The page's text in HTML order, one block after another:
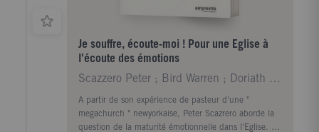
Je souffre, écoute-moi ! Pour une Eglise à
l'écoute des émotions
Scazzero Peter ; Bird Warren ; Doriath Antoine
A partir de son expérience de pasteur d'une "
megachurch " newyorkaise, Peter Scazrero aborde la
question de la maturité émotionnelle dans l'Eglise. La